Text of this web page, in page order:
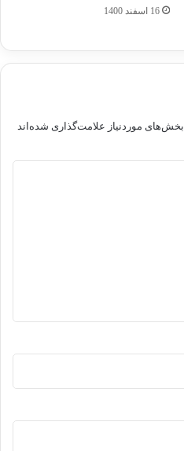
16 اسفند 1400
بخش‌های موردنیاز علامت‌گذاری شده‌اند